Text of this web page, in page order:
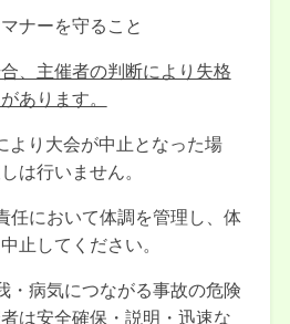
ナーを守ること
、主催者の判断により失格
あります。
より大会が中止となった場
は行いません。
任において体調を管理し、体
止してください。
・病気につながる事故の危険
は安全確保・説明・迅速な